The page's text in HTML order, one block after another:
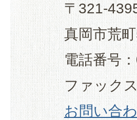
〒321-
真岡市荒
電話番号
ファック
お問い合